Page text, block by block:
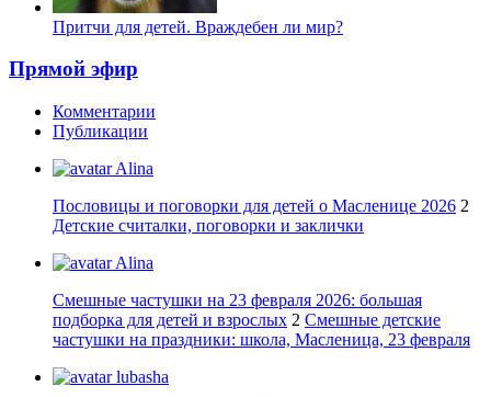
Притчи для детей. Враждебен ли мир?
Прямой эфир
Комментарии
Публикации
Alina
Пословицы и поговорки для детей о Масленице 2026 2
Детские считалки, поговорки и заклички
Alina
Смешные частушки на 23 февраля 2026: большая
подборка для детей и взрослых 2 Смешные детские
частушки на праздники: школа, Масленица, 23 февраля
lubasha